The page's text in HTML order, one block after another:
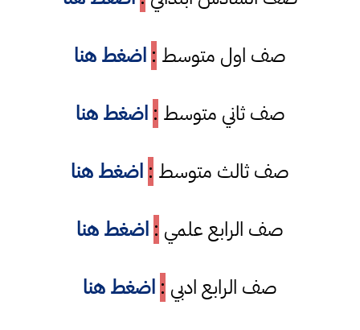
صف اول متوسط : اضغط هنا
صف ثاني متوسط : اضغط هنا
صف ثالث متوسط : اضغط هنا
صف الرابع علمي : اضغط هنا
صف الرابع ادبي : اضغط هنا